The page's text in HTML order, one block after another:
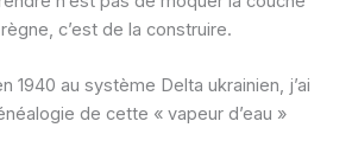
c’est de la construire.
1940 au système Delta ukrainien, j’ai
de cette « vapeur d’eau »